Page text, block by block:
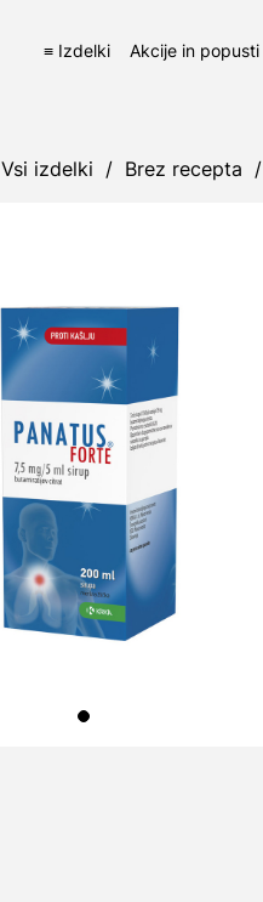
≡ Izdelki Akcije in popusti
Vsi izdelki / Brez recepta /